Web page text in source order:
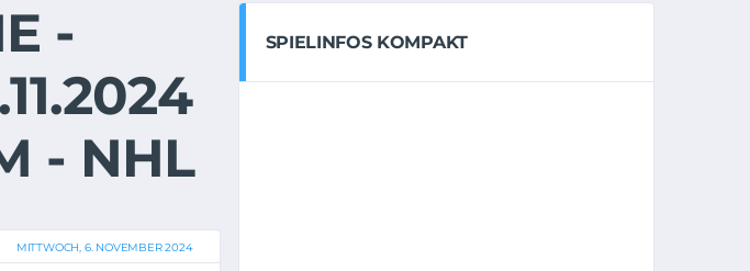
-
- NHL
MITTWOCH, 6. NOVEMBER 2024
SPIELINFOS KOMPAKT